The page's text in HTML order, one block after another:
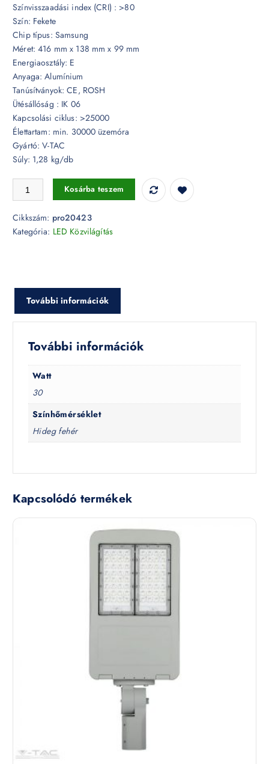
Színvisszaadási index (CRI) : >80
Szín: Fekete
Chip típus: Samsung
Méret: 416 mm x 138 mm x 99 mm
Energiaosztály: E
Anyaga: Alumínium
Tanúsítványok: CE, ROSH
Ütésállóság : IK 06
Kapcsolási ciklus: >25000
Élettartam: min. 30000 üzemóra
Gyártó: V-TAC
Súly: 1,28 kg/db
30W LED közvilágítás adapterrel Samsung chip 6500K - PRO20423
Kosárba teszem
Cikkszám: pro20423
Kategória: LED Közvilágítás
További információk
További információk
Watt
30
Színhőmérséklet
Hideg fehér
Kapcsolódó termékek